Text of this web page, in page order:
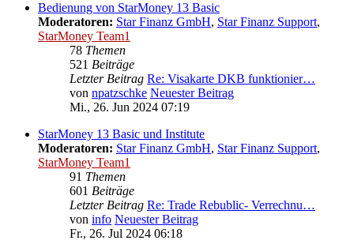
Bedienung von StarMoney 13 Basic
Moderatoren: Star Finanz GmbH, Star Finanz Support,
StarMoney Team1
78 Themen
521 Beiträge
Letzter Beitrag Re: Visakarte DKB funktionier…
von npatzschke Neuester Beitrag
Mi., 26. Jun 2024 07:19
StarMoney 13 Basic und Institute
Moderatoren: Star Finanz GmbH, Star Finanz Support,
StarMoney Team1
91 Themen
601 Beiträge
Letzter Beitrag Re: Trade Rebublic- Verrechnu…
von info Neuester Beitrag
Fr., 26. Jul 2024 06:18